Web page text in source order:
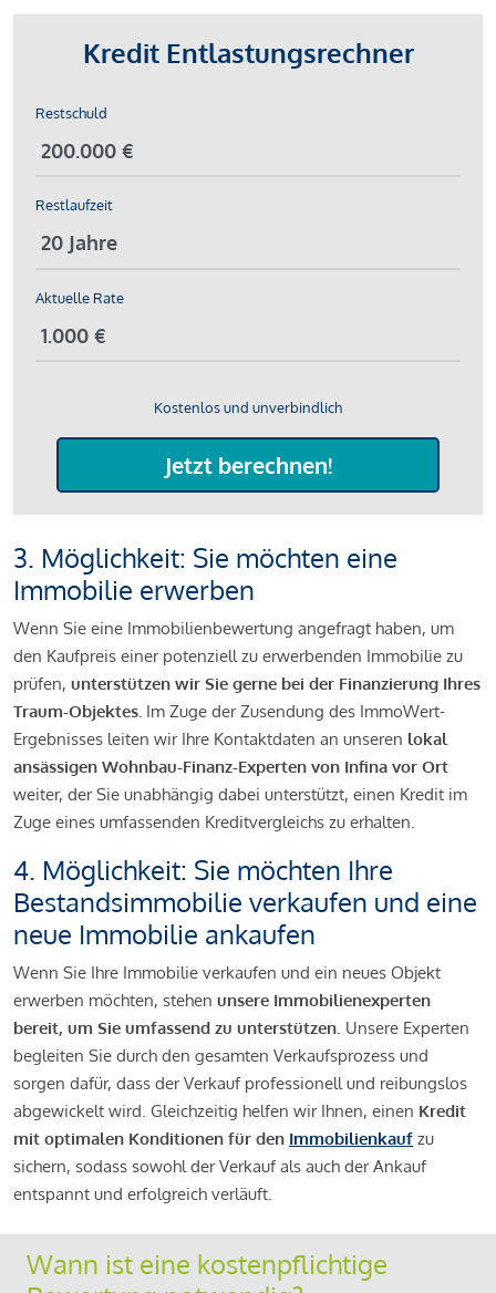
Kredit Entlastungsrechner
Restschuld
Restlaufzeit
Aktuelle Rate
Kostenlos und unverbindlich
Jetzt berechnen!
3. Möglichkeit: Sie möchten eine
Immobilie erwerben
Wenn Sie eine Immobilienbewertung angefragt haben, um
den Kaufpreis einer potenziell zu erwerbenden Immobilie zu
prüfen, unterstützen wir Sie gerne bei der Finanzierung Ihres
Traum-Objektes. Im Zuge der Zusendung des ImmoWert-
Ergebnisses leiten wir Ihre Kontaktdaten an unseren lokal
ansässigen Wohnbau-Finanz-Experten von Infina vor Ort
weiter, der Sie unabhängig dabei unterstützt, einen Kredit im
Zuge eines umfassenden Kreditvergleichs zu erhalten.
4. Möglichkeit: Sie möchten Ihre
Bestandsimmobilie verkaufen und eine
neue Immobilie ankaufen
Wenn Sie Ihre Immobilie verkaufen und ein neues Objekt
erwerben möchten, stehen unsere Immobilienexperten
bereit, um Sie umfassend zu unterstützen. Unsere Experten
begleiten Sie durch den gesamten Verkaufsprozess und
sorgen dafür, dass der Verkauf professionell und reibungslos
abgewickelt wird. Gleichzeitig helfen wir Ihnen, einen Kredit
mit optimalen Konditionen für den Immobilienkauf zu
sichern, sodass sowohl der Verkauf als auch der Ankauf
entspannt und erfolgreich verläuft.
Wann ist eine kostenpflichtige